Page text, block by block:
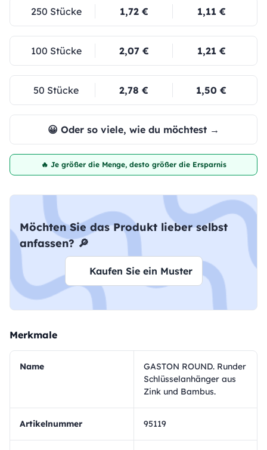
250 Stücke 1,72 € 1,11 €
100 Stücke 2,07 € 1,21 €
50 Stücke 2,78 € 1,50 €
😀 Oder so viele, wie du möchtest →
🔥 Je größer die Menge, desto größer die Ersparnis
Möchten Sie das Produkt lieber selbst
anfassen? 🔎
Kaufen Sie ein Muster
Merkmale
Name
GASTON ROUND. Runder
Schlüsselanhänger aus
Zink und Bambus.
Artikelnummer 95119